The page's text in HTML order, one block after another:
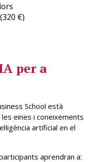
€)
per a
School està
eines i coneixements
artificial en el
aprendran a: